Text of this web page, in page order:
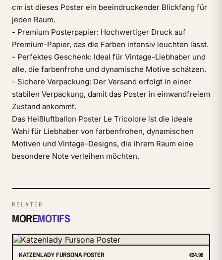
cm ist dieses Poster ein beeindruckender Blickfang für
jeden Raum.
- Premium Posterpapier: Hochwertiger Druck auf
Premium-Papier, das die Farben intensiv leuchten lässt.
- Perfektes Geschenk: Ideal für Vintage-Liebhaber und
alle, die farbenfrohe und dynamische Motive schätzen.
- Sichere Verpackung: Der Versand erfolgt in einer
stabilen Verpackung, damit das Poster in einwandfreiem
Zustand ankommt.
Das Heißluftballon Poster Le Tricolore ist die ideale
Wahl für Liebhaber von farbenfrohen, dynamischen
Motiven und Vintage-Designs, die ihrem Raum eine
besondere Note verleihen möchten.
RELATED
MOREMOTIFS
KATZENLADY FURSONA POSTER €24.99